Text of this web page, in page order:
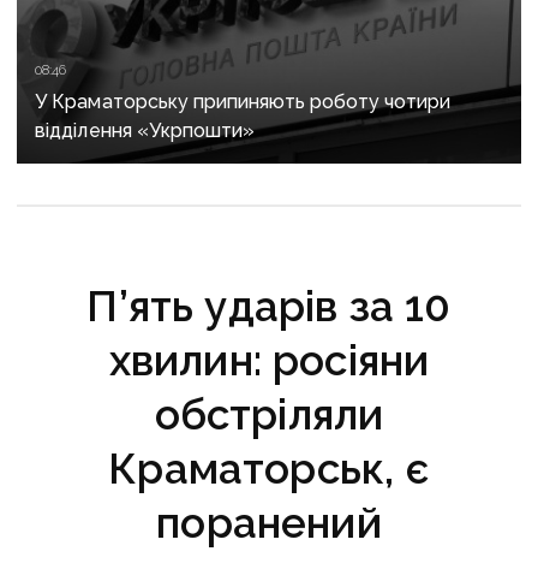
08:46
У Краматорську припиняють роботу чотири
відділення «Укрпошти»
П’ять ударів за 10
хвилин: росіяни
обстріляли
Краматорськ, є
поранений